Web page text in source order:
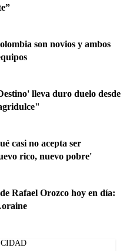
son novios y ambos
lleva duro duelo desde
casi no acepta ser
rico, nuevo pobre'
Rafael Orozco hoy en día: